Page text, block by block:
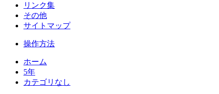
リンク集
その他
サイトマップ
操作方法
ホーム
5年
カテゴリなし